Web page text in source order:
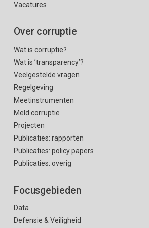
Vacatures
Over corruptie
Wat is corruptie?
Wat is ’transparency’?
Veelgestelde vragen
Regelgeving
Meetinstrumenten
Meld corruptie
Projecten
Publicaties: rapporten
Publicaties: policy papers
Publicaties: overig
Focusgebieden
Data
Defensie & Veiligheid